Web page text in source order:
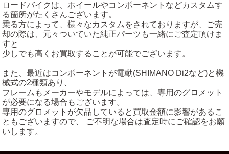
ロードバイクは、ホイールやコンポーネントなどカスタムす
る箇所がたくさんございます。
乗る方によって、様々なカスタムをされておりますが、ご売
却の際は、元々ついていた純正パーツも一緒にご査定頂けま
すと
少しでも高くお買取することが可能でございます。
また、最近はコンポーネントが電動(SHIMANO Di2など)と機
械式の2種類あり、
フレームもメーカーやモデルによっては、専用のグロメット
が必要になる場合もございます。
専用のグロメットが欠品していると買取金額に影響があるこ
ともございますので、 ご不明な場合は査定時にご確認をお願
いします。